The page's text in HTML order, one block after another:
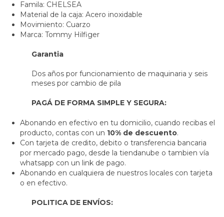
Famila: CHELSEA
Material de la caja: Acero inoxidable
Movimiento: Cuarzo
Marca: Tommy Hilfiger
Garantia
Dos años por funcionamiento de maquinaria y seis
meses por cambio de pila
PAGÁ DE FORMA SIMPLE Y SEGURA:
Abonando en efectivo en tu domicilio, cuando recibas el
producto, contas con un 10% de descuento.
Con tarjeta de credito, debito o transferencia bancaria
por mercado pago, desde la tiendanube o tambien vía
whatsapp con un link de pago.
Abonando en cualquiera de nuestros locales con tarjeta
o en efectivo.
POLITICA DE ENVÍOS: